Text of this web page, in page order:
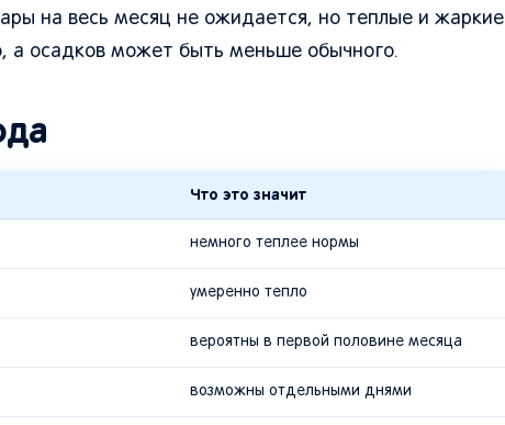
на весь месяц не ожидается, но теплые и жаркие
а осадков может быть меньше обычного.
Что это значит
немного теплее нормы
умеренно тепло
вероятны в первой половине месяца
возможны отдельными днями